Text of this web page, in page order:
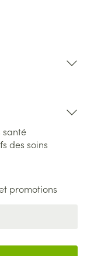
santé
des soins
promotions